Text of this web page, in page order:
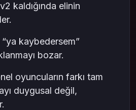
kaldığında elinin
kaybedersem”
bozar.
oyuncuların farkı tam
duygusal değil,